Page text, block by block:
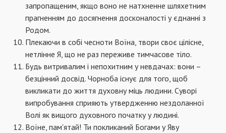
запропащеним, якщо воно не натхненне шляхетним
прагненням до досягнення досконалості у єднанні з
Родом.
Плекаючи в собі чесноти Воїна, твори своє цілісне,
нетлінне Я, що не раз переживе тимчасове тіло.
Будь витривалим і непохитним у невдачах: вони –
безцінний досвід. Чорноба існує для того, щоб
викликати до життя духовну міць людини. Суворі
випробування сприяють утвердженню нездоланної
Волі як вищого духовного початку у людині.
Воїне, пам'ятай! Ти покликаний Богами у Яву